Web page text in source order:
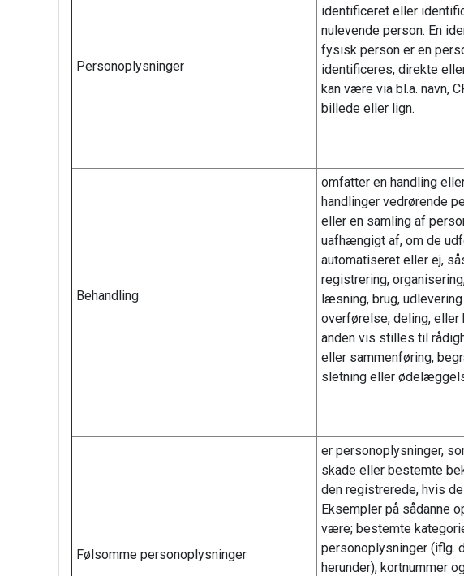
Personoplysninger
identificeret eller
nulevende person. En
fysisk person er en
identificeres, direkte
kan være via bl.a. navn,
billede eller lign.
Behandling
omfatter en handling
handlinger vedrørende
eller en samling af
uafhængigt af, om de
automatiseret eller ej,
registrering,
læsning, brug,
overførelse, deling, eller
anden vis stilles til
eller sammenføring,
sletning eller
Følsomme personoplysninger
er personoplysninger,
skade eller bestemte
den registrerede, hvis
Eksempler på sådanne
være; bestemte
personoplysninger (iflg.
herunder), kortnummer